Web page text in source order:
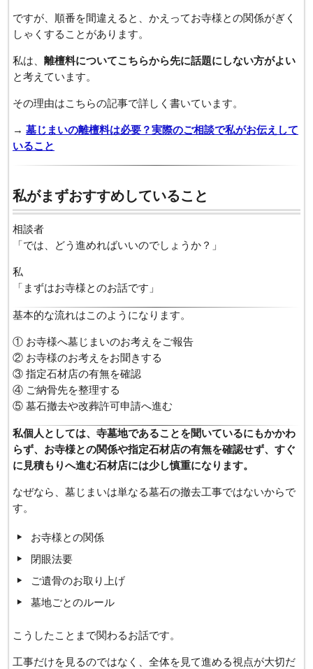
ですが、順番を間違えると、かえってお寺様との関係がぎく
しゃくすることがあります。
私は、 離檀料についてこちらから先に話題にしない方がよい
と考えています。
その理由はこちらの記事で詳しく書いています。
→ 墓じまいの離檀料は必要？実際のご相談で私がお伝えして
いること
私がまずおすすめしていること
相談者
「では、どう進めればいいのでしょうか？」
私
「まずはお寺様とのお話です」
基本的な流れはこのようになります。
① お寺様へ墓じまいのお考えをご報告
② お寺様のお考えをお聞きする
③ 指定石材店の有無を確認
④ ご納骨先を整理する
⑤ 墓石撤去や改葬許可申請へ進む
私個人としては、寺墓地であることを聞いているにもかかわ
らず、お寺様との関係や指定石材店の有無を確認せず、すぐ
に見積もりへ進む石材店には少し慎重になります。
なぜなら、墓じまいは単なる墓石の撤去工事ではないからで
す。
お寺様との関係
閉眼法要
ご遺骨のお取り上げ
墓地ごとのルール
こうしたことまで関わるお話です。
工事だけを見るのではなく、全体を見て進める視点が大切だ